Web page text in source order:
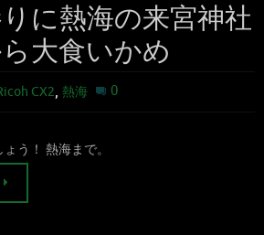
に熱海の来宮神社
大食いかめ
CX2, 熱海 0
う！ 熱海まで。